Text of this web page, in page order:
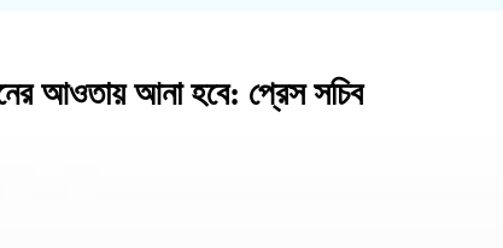
আওতায় আনা হবে: প্রেস সচিব